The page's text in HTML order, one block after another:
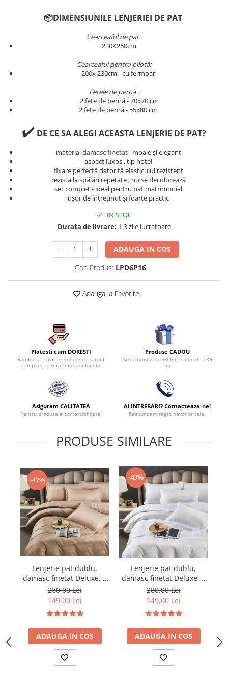
Set Lenjerie Pat Blanita Iepure, 6
Piese, Cu Pilota Inclusa
Lenjerii De Pat Premium Collection
Pilota / Cuvertura Inclusa
11 Piese, Cuvertura Inclusa
Lenjerii Damasc Egiptean King Size
Persoana
Lenjerii De Pat Damasc 1 Persoana
Lenjerii De Pat, Imprimeu 3D, 1
Persoana
📦DIMENSIUNILE LENJERIEI DE PAT
Cearceaful de pat :
230X250cm
Cearceaful pentru pilotă:
200x 230cm - cu fermoar
Fețele de pernă :
2 fețe de pernă - 70x70 cm
2 fețe de pernă - 55x80 cm
✔️ DE CE SA ALEGI ACEASTA LENJERIE DE PAT?
material damasc finetat , moale și elegant
aspect luxos , tip hotel
fixare perfectă datorită elasticului rezistent
rezistă la spălări repetate , nu se decolorează
set complet - ideal pentru pat matrimonial
ușor de întreținut și foarte practic
IN STOC
Durata de livrare: 1-3 zile lucratoare
ADAUGA IN COS
Cod Produs: LPD6P16
Adauga la Favorite
Platesti cum DORESTI
Ramburs la livrare, online cu cardul
sau pana la 6 rate fara dobanda
Produse CADOU
Achizitionezi cu 60 lei, cadou de 139
lei
Asiguram CALITATEA
Pentru produsele comercializate!
Ai INTREBARI? Contacteaza-ne!
Raspundem rapid nevoilor tale.
PRODUSE SIMILARE
-47%
Lenjerie pat dublu,
damasc finetat Deluxe, 6
piese, Maro
280,00 Lei
149,00 Lei
ADAUGA IN COS
-47%
Lenjerie pat dublu,
damasc finetat Deluxe, 6
piese, Alb
280,00 Lei
149,00 Lei
ADAUGA IN COS